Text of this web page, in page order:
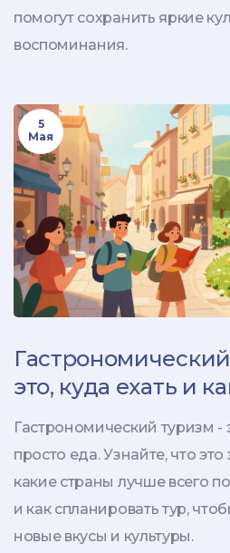
помогут сохранить яркие
воспоминания.
5
Мая
это, куда ехать и
спланировать
путешествие
Гастрономический туризм -
просто еда. Узнайте, что
какие страны лучше всего
и как спланировать тур,
новые вкусы и культуры.